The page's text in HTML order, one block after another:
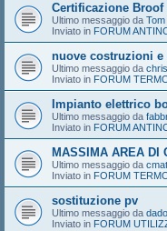
Certificazione Broof
Ultimo messaggio da
Inviato in FORUM
nuove costruzioni e
Ultimo messaggio da
Inviato in FORUM
Impianto elettrico
Ultimo messaggio da
Inviato in FORUM
MASSIMA AREA DI
Ultimo messaggio da
Inviato in FORUM
sostituzione pv
Ultimo messaggio da
Inviato in FORUM